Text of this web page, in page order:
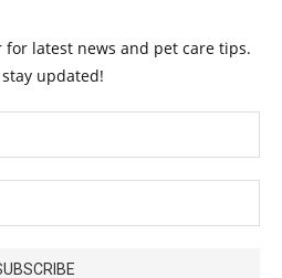
latest news and pet care tips.
stay updated!